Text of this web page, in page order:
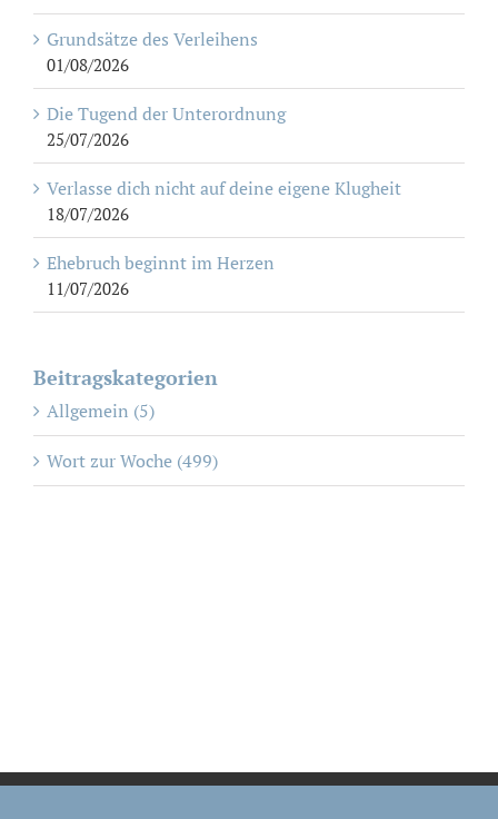
Grundsätze des Verleihens
01/08/2026
Die Tugend der Unterordnung
25/07/2026
Verlasse dich nicht auf deine eigene Klugheit
18/07/2026
Ehebruch beginnt im Herzen
11/07/2026
Beitragskategorien
Allgemein (5)
Wort zur Woche (499)